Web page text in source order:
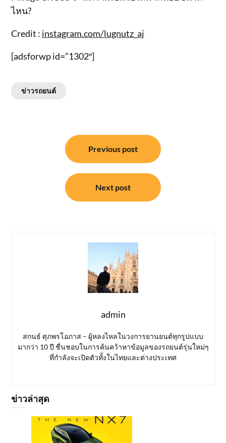
ไหน?
Credit : instagram.com/lugnutz_aj
[adsforwp id=”1302″]
ข่าวรถยนต์
Previous post
Next post
admin
สกนธ์ ศุภพรโอภาส – ผู้หลงไหลในวงการยานยนต์ทุกรูปแบบ
มากว่า 10 ปี ชื่นชอบในการค้นคว้าหาข้อมูลของรถยนต์รุ่นใหม่ๆ
ที่กำลังจะเปิดตัวทั้งในไทยและต่างประเทศ
ข่าวล่าสุด